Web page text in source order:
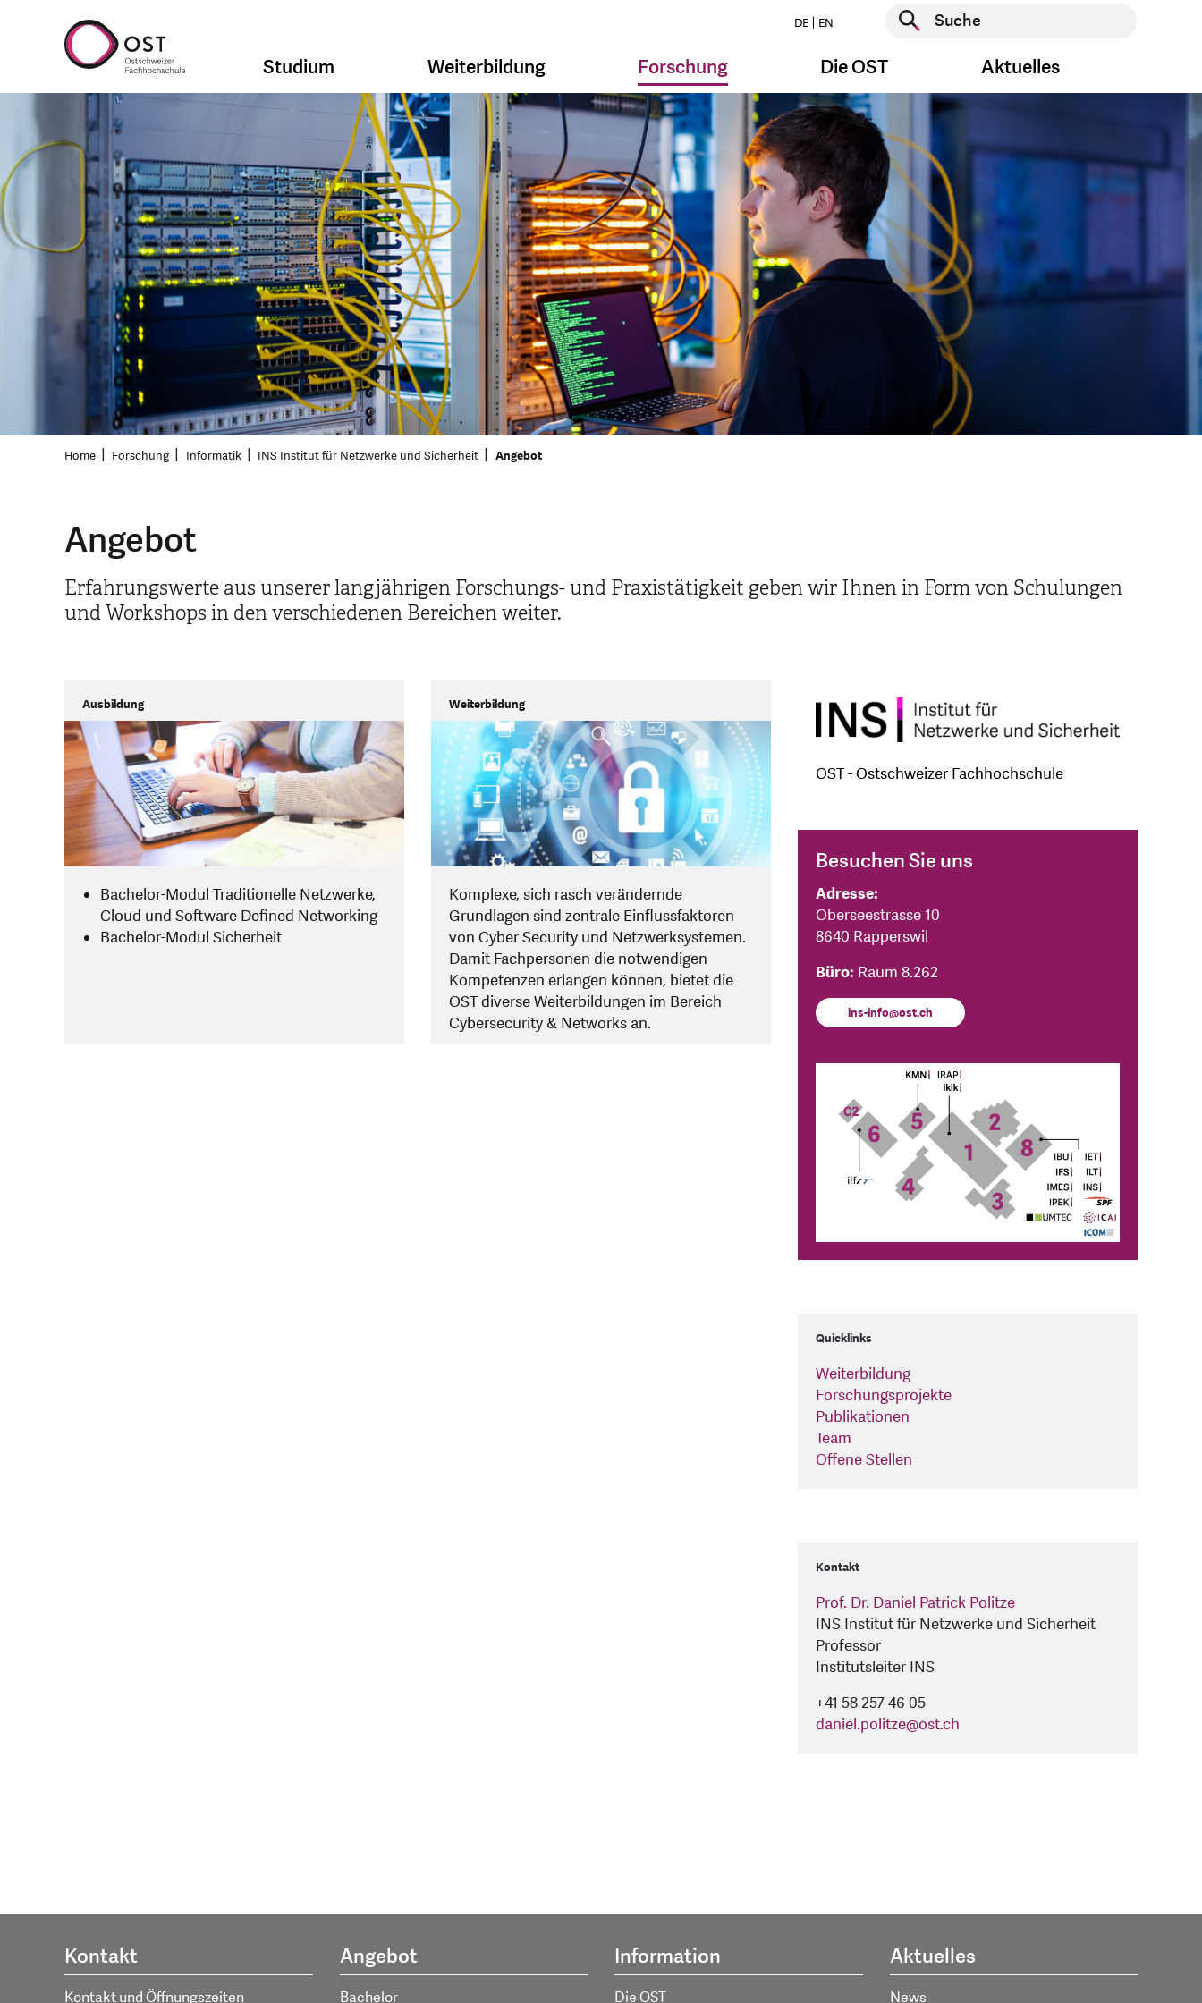
DE EN
Suche starten
Studium Weiterbildung Forschung Die OST Aktuelles
Home Forschung Informatik INS Institut für Netzwerke und Sicherheit Angebot
Angebot
Erfahrungswerte aus unserer langjährigen Forschungs- und Praxistätigkeit geben wir Ihnen in Form von Schulungen
und Workshops in den verschiedenen Bereichen weiter.
Ausbildung
Bachelor-Modul Traditionelle Netzwerke,
Cloud und Software Defined Networking
Bachelor-Modul Sicherheit
Weiterbildung
Komplexe, sich rasch verändernde
Grundlagen sind zentrale Einflussfaktoren
von Cyber Security und Netzwerksystemen.
Damit Fachpersonen die notwendigen
Kompetenzen erlangen können, bietet die
OST diverse Weiterbildungen im Bereich
Cybersecurity & Networks an.
OST - Ostschweizer Fachhochschule
Besuchen Sie uns
Adresse:
Oberseestrasse 10
8640 Rapperswil
Büro: Raum 8.262
ins-info@ost.ch
Quicklinks
Weiterbildung
Forschungsprojekte
Publikationen
Team
Offene Stellen
Kontakt
Prof. Dr. Daniel Patrick Politze
INS Institut für Netzwerke und Sicherheit
Professor
Institutsleiter INS
+41 58 257 46 05
daniel.politze@ost.ch
Kontakt
Kontakt und Öffnungszeiten
Angebot
Bachelor
Information
Die OST
Aktuelles
News